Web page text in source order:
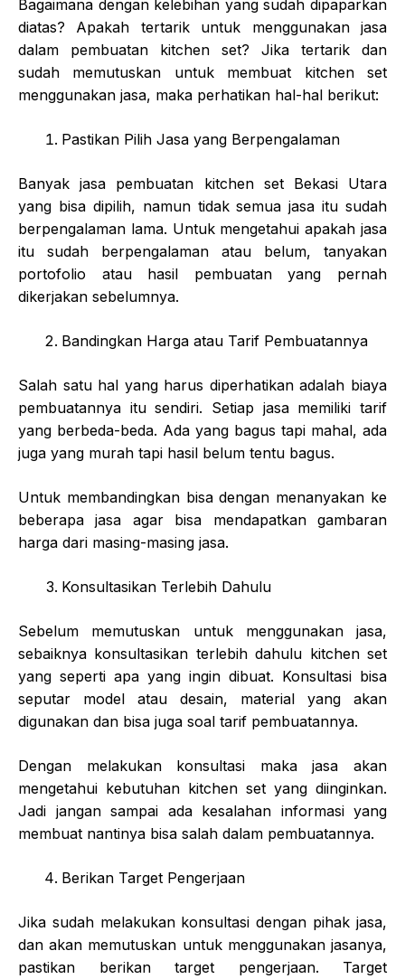
Bagaimana dengan kelebihan yang sudah dipaparkan
diatas? Apakah tertarik untuk menggunakan jasa
dalam pembuatan kitchen set? Jika tertarik dan
sudah memutuskan untuk membuat kitchen set
menggunakan jasa, maka perhatikan hal-hal berikut:
Pastikan Pilih Jasa yang Berpengalaman
Banyak jasa pembuatan kitchen set Bekasi Utara
yang bisa dipilih, namun tidak semua jasa itu sudah
berpengalaman lama. Untuk mengetahui apakah jasa
itu sudah berpengalaman atau belum, tanyakan
portofolio atau hasil pembuatan yang pernah
dikerjakan sebelumnya.
Bandingkan Harga atau Tarif Pembuatannya
Salah satu hal yang harus diperhatikan adalah biaya
pembuatannya itu sendiri. Setiap jasa memiliki tarif
yang berbeda-beda. Ada yang bagus tapi mahal, ada
juga yang murah tapi hasil belum tentu bagus.
Untuk membandingkan bisa dengan menanyakan ke
beberapa jasa agar bisa mendapatkan gambaran
harga dari masing-masing jasa.
Konsultasikan Terlebih Dahulu
Sebelum memutuskan untuk menggunakan jasa,
sebaiknya konsultasikan terlebih dahulu kitchen set
yang seperti apa yang ingin dibuat. Konsultasi bisa
seputar model atau desain, material yang akan
digunakan dan bisa juga soal tarif pembuatannya.
Dengan melakukan konsultasi maka jasa akan
mengetahui kebutuhan kitchen set yang diinginkan.
Jadi jangan sampai ada kesalahan informasi yang
membuat nantinya bisa salah dalam pembuatannya.
Berikan Target Pengerjaan
Jika sudah melakukan konsultasi dengan pihak jasa,
dan akan memutuskan untuk menggunakan jasanya,
pastikan berikan target pengerjaan. Target